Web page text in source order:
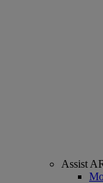
Assist